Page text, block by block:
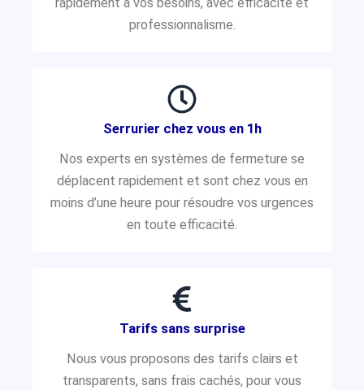
professionnalisme.
Serrurier chez vous en 1h
Nos experts en systèmes de fermeture se
déplacent rapidement et sont chez vous en
moins d’une heure pour résoudre vos urgences
en toute efficacité.
Tarifs sans surprise
Nous vous proposons des tarifs clairs et
transparents, sans frais cachés, pour vous